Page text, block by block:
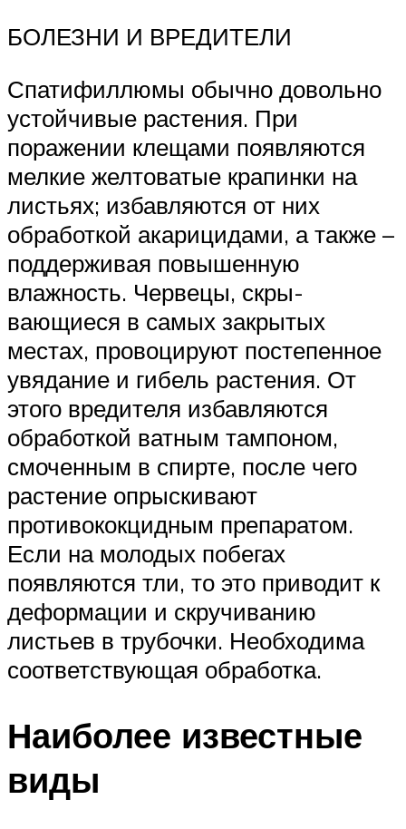
БОЛЕЗНИ И ВРЕДИТЕЛИ
Спатифиллюмы обычно довольно
устойчивые растения. При
поражении клещами появляются
мелкие желтоватые крапинки на
листьях; избавляются от них
обработ­кой акарицидами, а также –
поддерживая повышенную
влажность. Червецы, скры­
вающиеся в самых закрытых
местах, провоцируют постепенное
увядание и гибель растения. От
этого вредителя избавляются
обработкой ватным тампоном,
смочен­ным в спирте, после чего
растение опрыскивают
противококцидным препаратом.
Если на молодых побегах
появляются тли, то это приводит к
деформации и скручи­ванию
листьев в трубочки. Необходима
соответствующая обработка.
Наиболее известные
виды